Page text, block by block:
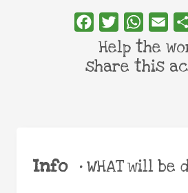
Info •WHAT will be
FacebookTwitterWhatsApp
Email
Help the
share this